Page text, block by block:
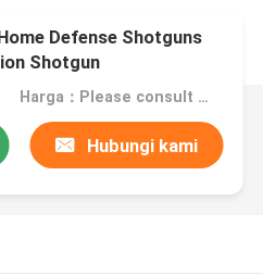
Defense Shotguns
Shotgun
Harga：Please consult the sales representative for details.
Hubungi kami